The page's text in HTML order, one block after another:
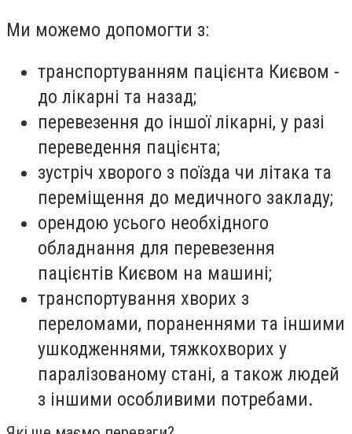
Ми можемо допомогти з:
транспортуванням пацієнта Києвом -
до лікарні та назад;
перевезення до іншої лікарні, у разі
переведення пацієнта;
зустріч хворого з поїзда чи літака та
переміщення до медичного закладу;
орендою усього необхідного
обладнання для перевезення
пацієнтів Києвом на машині;
транспортування хворих з
переломами, пораненнями та іншими
ушкодженнями, тяжкохворих у
паралізованому стані, а також людей
з іншими особливими потребами.